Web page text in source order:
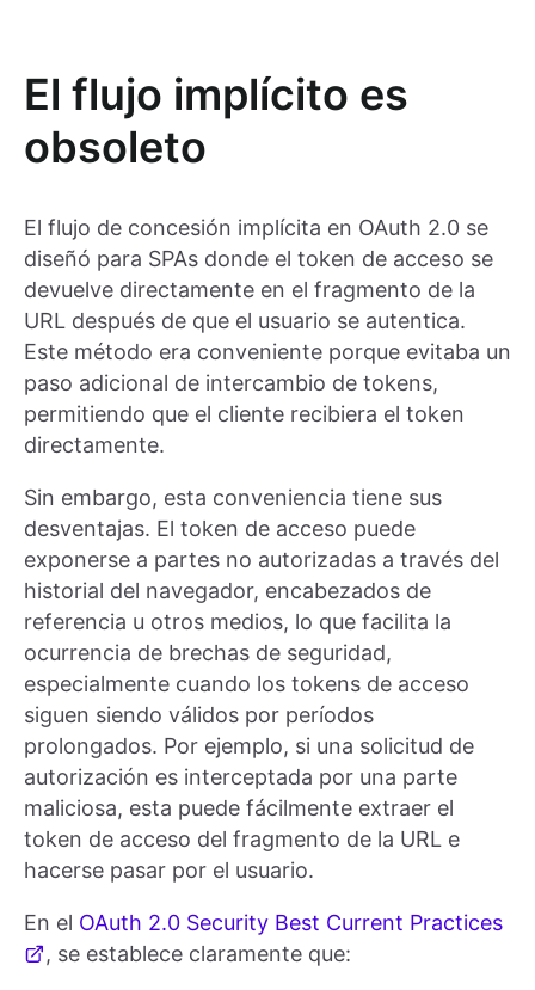
El flujo implícito es
obsoleto
El flujo de concesión implícita en OAuth 2.0 se
diseñó para SPAs donde el token de acceso se
devuelve directamente en el fragmento de la
URL después de que el usuario se autentica.
Este método era conveniente porque evitaba un
paso adicional de intercambio de tokens,
permitiendo que el cliente recibiera el token
directamente.
Sin embargo, esta conveniencia tiene sus
desventajas. El token de acceso puede
exponerse a partes no autorizadas a través del
historial del navegador, encabezados de
referencia u otros medios, lo que facilita la
ocurrencia de brechas de seguridad,
especialmente cuando los tokens de acceso
siguen siendo válidos por períodos
prolongados. Por ejemplo, si una solicitud de
autorización es interceptada por una parte
maliciosa, esta puede fácilmente extraer el
token de acceso del fragmento de la URL e
hacerse pasar por el usuario.
En el OAuth 2.0 Security Best Current Practices
, se establece claramente que: